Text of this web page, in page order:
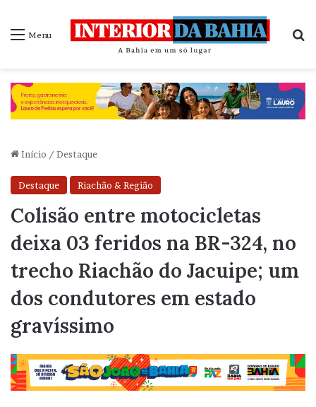
Menu
Início / Destaque
Destaque Riachão & Região
Colisão entre motocicletas
deixa 03 feridos na BR-324, no
trecho Riachão do Jacuipe; um
dos condutores em estado
gravíssimo